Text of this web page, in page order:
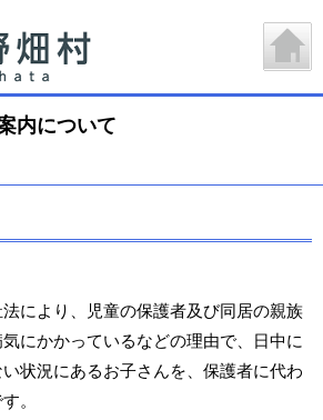
内について
により、児童の保護者及び同居の親族
にかかっているなどの理由で、日中に
状況にあるお子さんを、保護者に代わ
。